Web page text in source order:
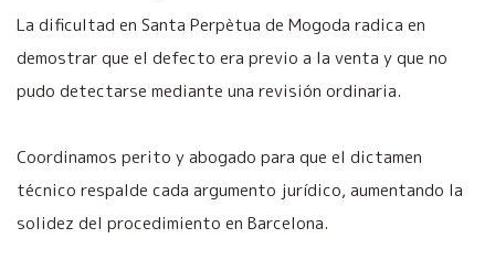
La dificultad en Santa Perpètua de Mogoda radica en
demostrar que el defecto era previo a la venta y que no
pudo detectarse mediante una revisión ordinaria.
Coordinamos perito y abogado para que el dictamen
técnico respalde cada argumento jurídico, aumentando la
solidez del procedimiento en Barcelona.